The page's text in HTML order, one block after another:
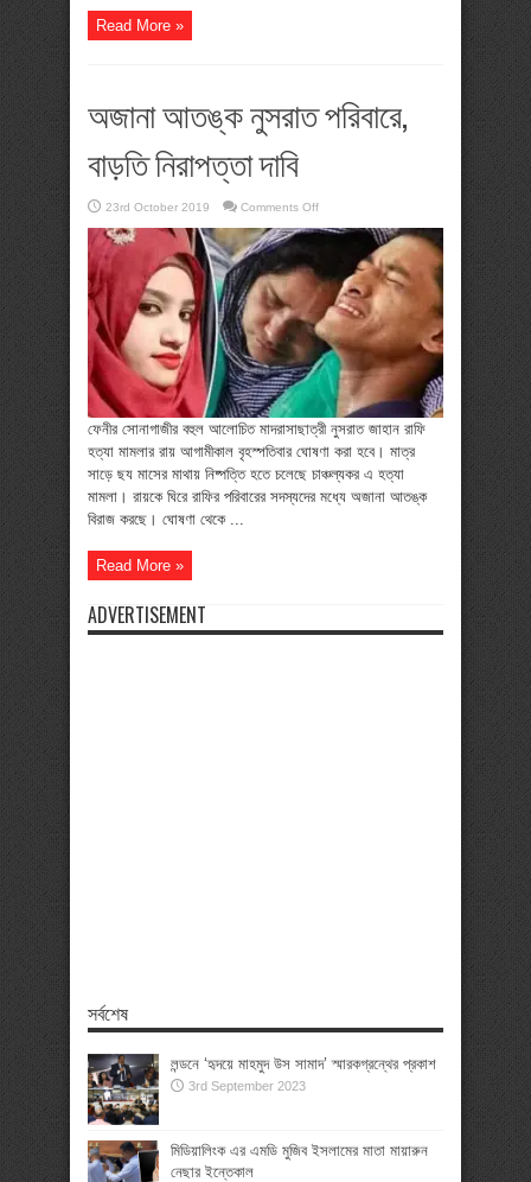
Read More »
অজানা আতঙ্ক নুসরাত পরিবারে,
বাড়তি নিরাপত্তা দাবি
23rd October 2019 Comments Offon
আতঙ্ক
বাড়তি
নিরাপত্তা
দাবি
ফেনীর সোনাগাজীর বহুল আলোচিত মাদরাসাছাত্রী নুসরাত জাহান রাফি
হত্যা মামলার রায় আগামীকাল বৃহস্পতিবার ঘোষণা করা হবে। মাত্র
সাড়ে ছয মাসের মাথায় নিষ্পত্তি হতে চলেছে চাঞ্চল্যকর এ হত্যা
মামলা। রায়কে ঘিরে রাফির পরিবারের সদস্যদের মধ্যে অজানা আতঙ্ক
বিরাজ করছে। ঘোষণা থেকে ...
Read More »
ADVERTISEMENT
সর্বশেষ
লন্ডনে ‘হৃদয়ে মাহমুদ উস সামাদ’ স্মারকগ্রন্থের প্রকাশ
3rd September 2023
মিডিয়ালিংক এর এমডি মুজিব ইসলামের মাতা মায়ারুন
নেছার ইন্তেকাল